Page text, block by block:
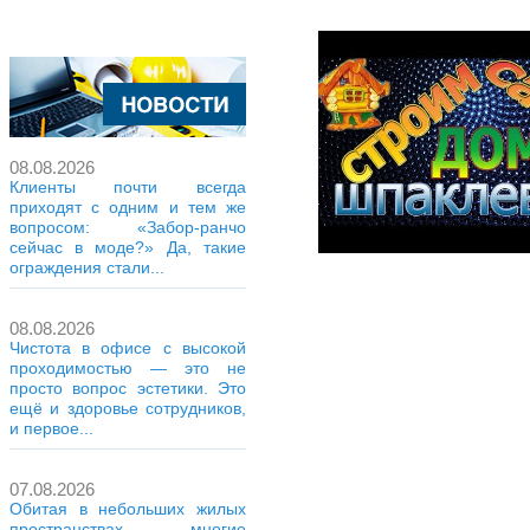
08.08.2026
Клиенты почти всегда
приходят с одним и тем же
вопросом: «Забор-ранчо
сейчас в моде?» Да, такие
ограждения стали...
08.08.2026
Чистота в офисе с высокой
проходимостью — это не
просто вопрос эстетики. Это
ещё и здоровье сотрудников,
и первое...
07.08.2026
Обитая в небольших жилых